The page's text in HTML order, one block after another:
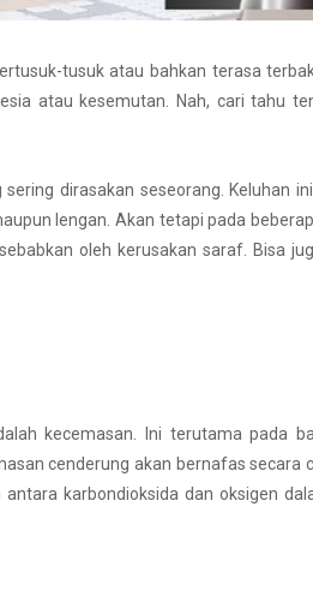
tusuk atau bahkan terasa
atau kesemutan. Nah, cari tahu
dirasakan seseorang. Keluhan
lengan. Akan tetapi pada
oleh kerusakan saraf. Bisa
kecemasan. Ini terutama pada
cenderung akan bernafas secara
karbondioksida dan oksigen